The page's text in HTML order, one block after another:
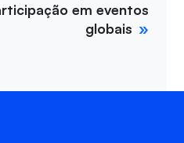
em eventos
globais